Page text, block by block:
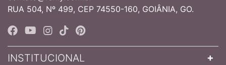
RUA 504, Nº 499, CEP 74550-160, GOIÂNIA, GO.
INSTITUCIONAL